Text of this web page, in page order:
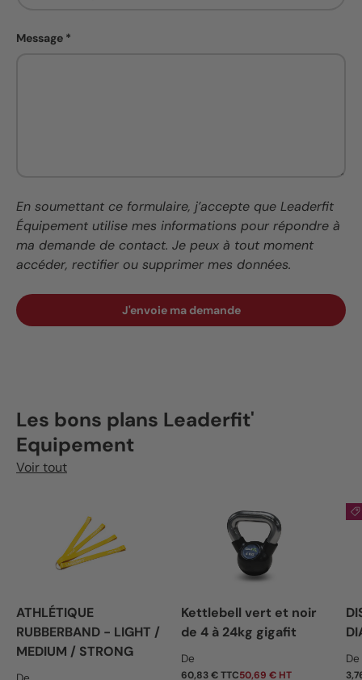
Message
En soumettant ce formulaire, j’accepte que Leaderfit
Équipement utilise mes informations pour répondre à
ma demande de contact. Je peux à tout moment
accéder, rectifier ou supprimer mes données.
J'envoie ma demande
Les bons plans Leaderfit'
Equipement
Voir tout
ATHLÉTIQUE
RUBBERBAND - LIGHT /
MEDIUM / STRONG
Kettlebell vert et noir
de 4 à 24kg gigafit
Prix habituel
De
60,83 € TTC50,69 € HT
De